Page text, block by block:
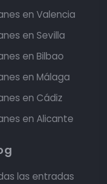
en Valencia
en Sevilla
en Bilbao
en Málaga
en Cádiz
en Alicante
las entradas